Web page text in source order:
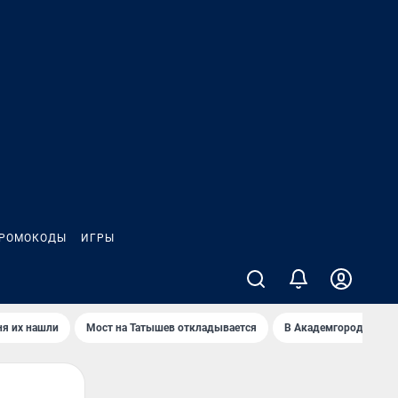
ИГРЫ
их нашли Мост на Татышев откладывается В Академгородке